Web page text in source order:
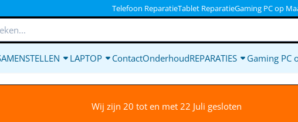
Telefoon ReparatieTablet ReparatieGaming PC op
LAPTOP ContactOnderhoudREPARATIES Gaming
Wij zijn 20 tot en met 22 Juli gesloten